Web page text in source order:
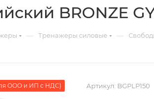
BRONZE
— Тренажеры силовые —
ООО и ИП с НДС) Артикул: BGPLP150